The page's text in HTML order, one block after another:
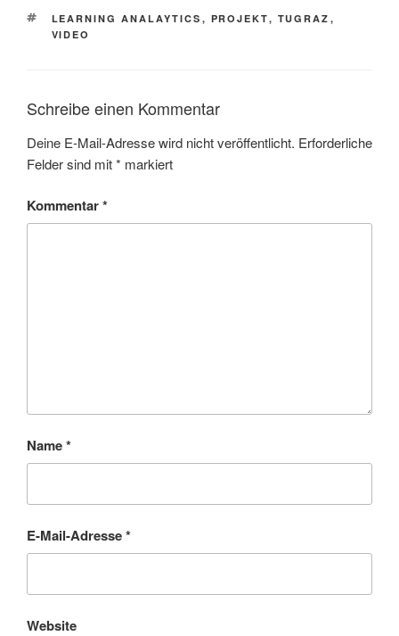
SCHLAGWÖRTER
LEARNING ANALAYTICS , PROJEKT, TUGRAZ ,
VIDEO
Schreibe einen Kommentar
Deine E-Mail-Adresse wird nicht veröffentlicht. Erforderliche
Felder sind mit* markiert
Kommentar*
Name*
E-Mail-Adresse*
Website